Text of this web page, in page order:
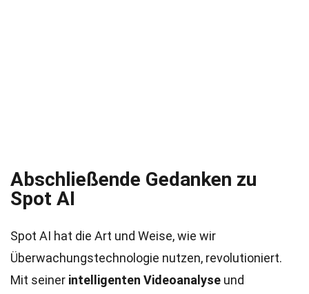
Abschließende Gedanken zu
Spot AI
Spot AI hat die Art und Weise, wie wir
Überwachungstechnologie nutzen, revolutioniert.
Mit seiner intelligenten Videoanalyse und